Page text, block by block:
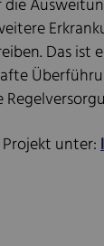
die
Das ist
unter: